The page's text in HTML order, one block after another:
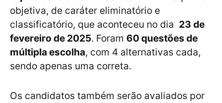
objetiva, de caráter eliminatório e
classificatório, que aconteceu no dia 23 de
fevereiro de 2025. Foram 60 questões de
múltipla escolha, com 4 alternativas cada,
sendo apenas uma correta.
Os candidatos também serão avaliados por